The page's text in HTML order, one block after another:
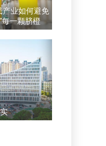
产业如何避免
每一颗脐橙